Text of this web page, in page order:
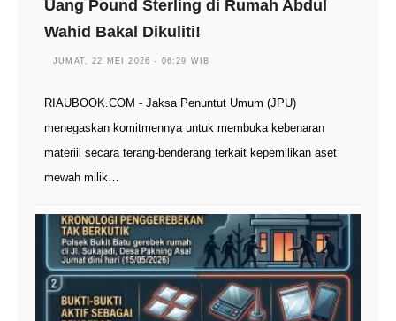
Uang Pound Sterling di Rumah Abdul
Wahid Bakal Dikuliti!
JUMAT, 22 MEI 2026 - 06:29 WIB
RIAUBOOK.COM - Jaksa Penuntut Umum (JPU)
menegaskan komitmennya untuk membuka kebenaran
materiil secara terang-benderang terkait kepemilikan aset
mewah milik…